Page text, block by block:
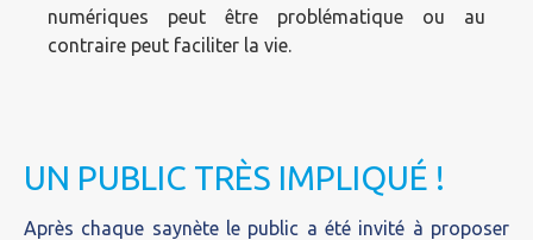
numériques peut être problématique ou au
contraire peut faciliter la vie.
UN PUBLIC TRÈS IMPLIQUÉ !
Après chaque saynète le public a été invité à proposer